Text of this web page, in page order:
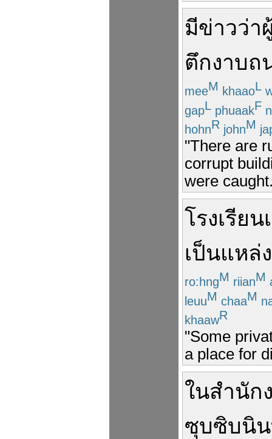
มีข่าวว่า
ตึกงาบถ
meeM khaaoL
gapL phuaakF
hohnR johnM
"There are
corrupt
were
โรงเรียน
เป็นแหล่ง
ro:hngM riianM
leuuM chaaM
khaawR
"Some
a place for
ในสำนัก
ซุบซิบนิ